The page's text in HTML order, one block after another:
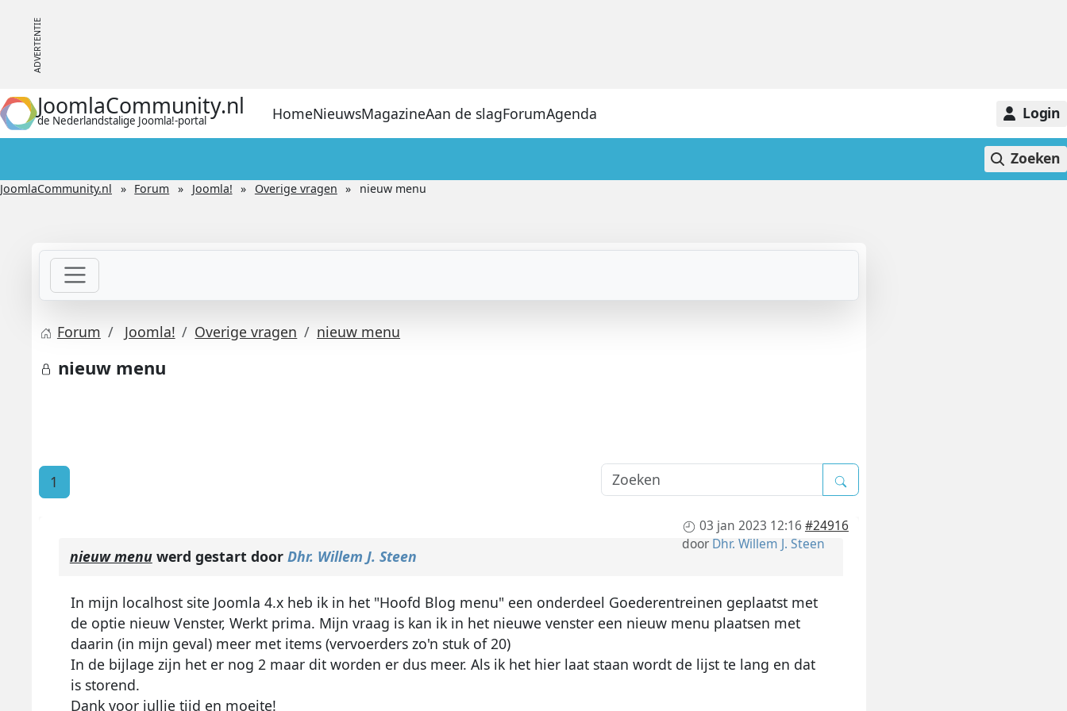
JoomlaCommunity.nl
de Nederlandstalige Joomla!-portal HomeNieuwsMagazineAan de slagForumAgenda Login
Zoeken
JoomlaCommunity.nl Forum Joomla! Overige vragen nieuw menu
Forum Joomla! Overige vragen nieuw menu
nieuw menu
1
03 jan 2023 12:16 #24916
doorDhr. Willem J. Steen
nieuw menuwerd gestart door Dhr. Willem J. Steen
In mijn localhost site Joomla 4.x heb ik in het "Hoofd Blog menu" een onderdeel Goederentreinen geplaatst met
de optie nieuw Venster, Werkt prima. Mijn vraag is kan ik in het nieuwe venster een nieuw menu plaatsen met
daarin (in mijn geval) meer met items (vervoerders zo'n stuk of 20)
In de bijlage zijn het er nog 2 maar dit worden er dus meer. Als ik het hier laat staan wordt de lijst te lang en dat
is storend.
Dank voor jullie tijd en moeite!